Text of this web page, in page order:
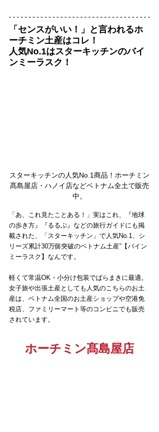
「センスがいい！」と言われるホ
ーチミン土産はコレ！
人気No.1はスターキッチンのバイ
ンミーラスク！
スターキッチンの人気No.1商品！ホーチミン
髙島屋店・ハノイ店などベトナム全土で販売
中。
「あ、これ見たことある！」実はこれ、『地球
の歩き方』『るるぶ』などの旅行ガイドにも掲
載された、「スターキッチン」で人気No.1、シ
リーズ累計30万個突破のベトナム土産”【バイン
ミーラスク】なんです。
軽くて常温OK・小分け包装でばらまきに最適。
女子旅や出張土産としても人気のこちらのお土
産は、ベトナム全国のお土産ショップや空港免
税店、ファミリーマート等のコンビニでも販売
されています。
ホーチミン髙島屋店